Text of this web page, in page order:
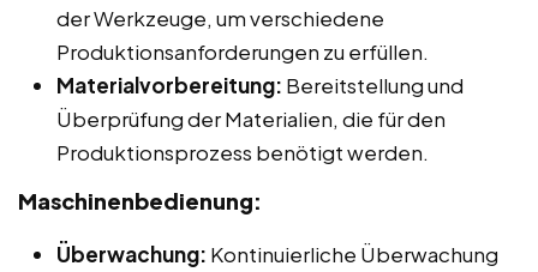
der Werkzeuge, um verschiedene
Produktionsanforderungen zu erfüllen.
Materialvorbereitung: Bereitstellung und
Überprüfung der Materialien, die für den
Produktionsprozess benötigt werden.
Maschinenbedienung:
Überwachung: Kontinuierliche Überwachung